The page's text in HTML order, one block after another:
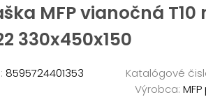
MFP vianočná T10
330x450x150
8595724401353 Katalógové
Výrobca: